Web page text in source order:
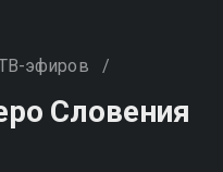
эфиров /
Словения